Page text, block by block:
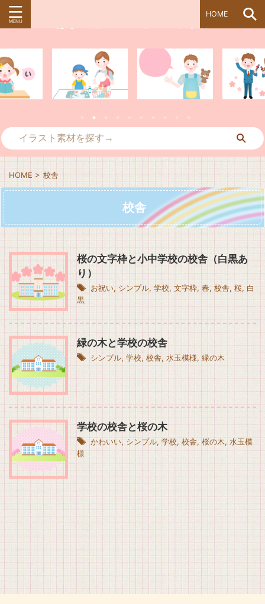
HOME
HOME > 校舎
校舎
桜の文字枠と小中学校の校舎（白黒あ
り）
お祝い, シンプル,学校, 文字枠, 春, 校舎, 桜, 白
黒
緑の木と学校の校舎
シンプル, 学校, 校舎, 水玉模様, 緑の木
学校の校舎と桜の木
かわいい, シンプル, 学校, 校舎, 桜の木, 水玉模
様